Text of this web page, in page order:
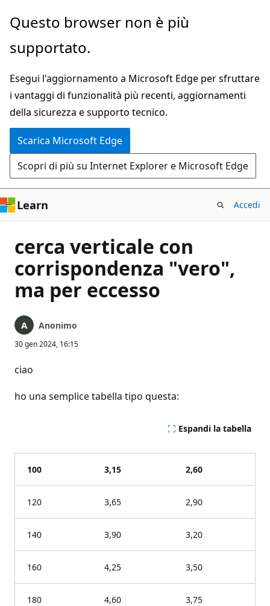
Ignora
passa
contenuto
principale
Questo browser non è più
supportato.
Esegui l'aggiornamento a Microsoft Edge per sfruttare
i vantaggi di funzionalità più recenti, aggiornamenti
della sicurezza e supporto tecnico.
Scarica Microsoft Edge
Scopri di più su Internet Explorer e Microsoft Edge
Learn Accedi
cerca verticale con
corrispondenza "vero",
ma per eccesso
Anonimo
30 gen 2024, 16:15
ciao
ho una semplice tabella tipo questa:
Espandi la tabella
100 3,15 2,60
120 3,65 2,90
140 3,90 3,20
160 4,25 3,50
180 4,60 3,75